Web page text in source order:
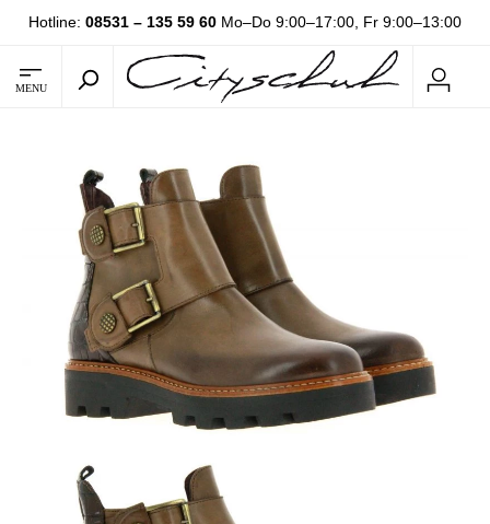
Hotline: 08531 – 135 59 60 Mo–Do 9:00–17:00, Fr 9:00–13:00
MENU